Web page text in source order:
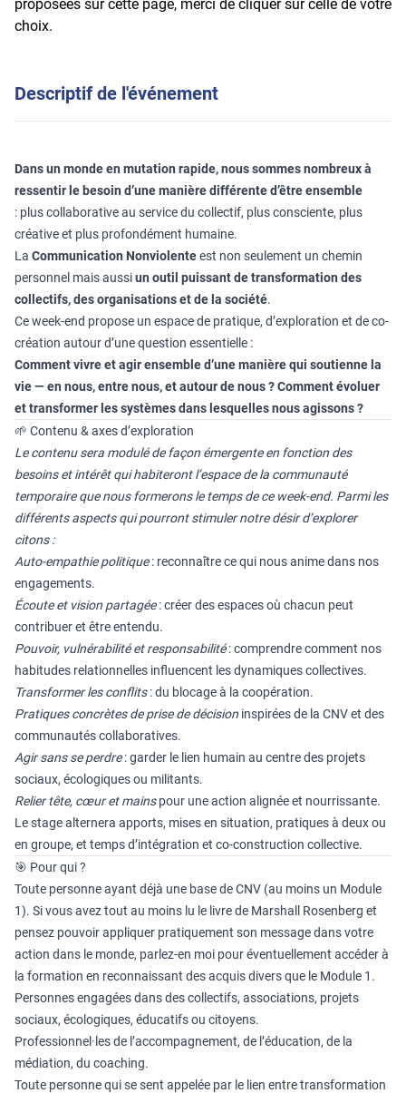
proposées sur cette page, merci de cliquer sur celle de votre
choix.
Descriptif de l'événement
Dans un monde en mutation rapide, nous sommes nombreux à
ressentir le besoin d’une manière différente d’être ensemble
: plus collaborative au service du collectif, plus consciente, plus
créative et plus profondément humaine.
La Communication Nonviolenteest non seulement un chemin
personnel mais aussiun outil puissant de transformation des
collectifs, des organisations et de la société.
Ce week-end propose un espace de pratique, d’exploration et de co-
création autour d’une question essentielle :
Comment vivre et agir ensemble d’une manière qui soutienne la
vie — en nous, entre nous, et autour de nous ?Comment évoluer
et transformer les systèmes dans lesquelles nous agissons ?
🌱 Contenu & axes d’exploration
Le contenu sera modulé de façon émergente en fonction des
besoins et intérêt qui habiteront l’espace de la communauté
temporaire que nous formerons le temps de ce week-end. Parmi les
différents aspects qui pourront stimuler notre désir d’explorer
citons :
Auto-empathie politique: reconnaître ce qui nous anime dans nos
engagements.
Écoute et vision partagée: créer des espaces où chacun peut
contribuer et être entendu.
Pouvoir, vulnérabilité et responsabilité: comprendre comment nos
habitudes relationnelles influencent les dynamiques collectives.
Transformer les conflits: du blocage à la coopération.
Pratiques concrètes de prise de décision inspirées de la CNV et des
communautés collaboratives.
Agir sans se perdre: garder le lien humain au centre des projets
sociaux, écologiques ou militants.
Relier tête, cœur et mainspour une action alignée et nourrissante.
Le stage alternera apports, mises en situation, pratiques à deux ou
en groupe, et temps d’intégration et co-construction collective.
🎯 Pour qui ?
Toute personne ayant déjà une base de CNV (au moins un Module
1). Si vous avez tout au moins lu le livre de Marshall Rosenberg et
pensez pouvoir appliquer pratiquement son message dans votre
action dans le monde, parlez-en moi pour éventuellement accéder à
la formation en reconnaissant des acquis divers que le Module 1.
Personnes engagées dans des collectifs, associations, projets
sociaux, écologiques, éducatifs ou citoyens.
Professionnel·les de l’accompagnement, de l’éducation, de la
médiation, du coaching.
Toute personne qui se sent appelée par le lien entre transformation